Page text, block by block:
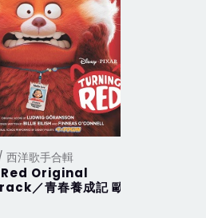
西洋歌手合輯
Original
／青春養成記 歐